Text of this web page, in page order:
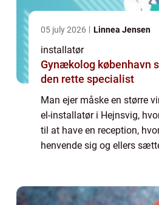
05 july 2026 Linnea Jensen
installatør
Gynækolog københavn sådan finder du
den rette specialist
Man ejer måske en større
el-installatør i Hejnsvig,
til at have en reception,
henvende sig og ellers